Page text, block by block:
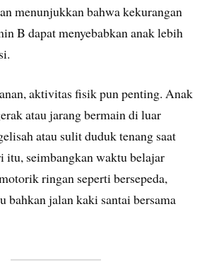
menunjukkan bahwa kekurangan
B dapat menyebabkan anak lebih
aktivitas fisik pun penting. Anak
atau jarang bermain di luar
atau sulit duduk tenang saat
itu, seimbangkan waktu belajar
ringan seperti bersepeda,
bahkan jalan kaki santai bersama